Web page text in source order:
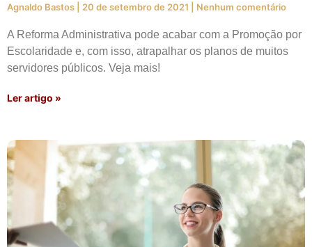
Agnaldo Bastos 20 de setembro de 2021 Nenhum comentário
A Reforma Administrativa pode acabar com a Promoção por
Escolaridade e, com isso, atrapalhar os planos de muitos
servidores públicos. Veja mais!
Ler artigo »